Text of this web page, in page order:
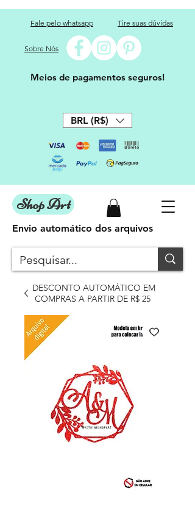
Fale pelo whatsapp Tire suas dúvidas
Sobre Nós
Meios de pagamentos seguros!
BRL (R$)
Shop Art
DESCONTO AUTOMÁTICO EM
COMPRAS A PARTIR DE R$ 25
Envio automático dos arquivos